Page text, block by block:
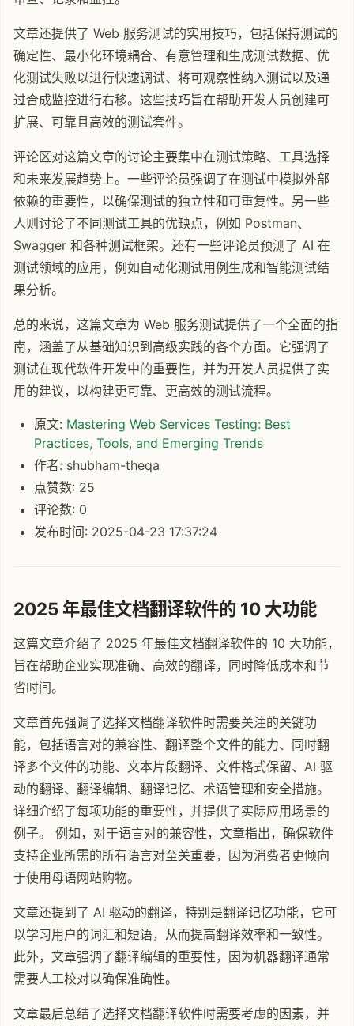
文章还提供了 Web 服务测试的实用技巧，包括保持测试的
确定性、最小化环境耦合、有意管理和生成测试数据、优
化测试失败以进行快速调试、将可观察性纳入测试以及通
过合成监控进行右移。这些技巧旨在帮助开发人员创建可
扩展、可靠且高效的测试套件。
评论区对这篇文章的讨论主要集中在测试策略、工具选择
和未来发展趋势上。一些评论员强调了在测试中模拟外部
依赖的重要性，以确保测试的独立性和可重复性。另一些
人则讨论了不同测试工具的优缺点，例如 Postman、
Swagger 和各种测试框架。还有一些评论员预测了 AI 在
测试领域的应用，例如自动化测试用例生成和智能测试结
果分析。
总的来说，这篇文章为 Web 服务测试提供了一个全面的指
南，涵盖了从基础知识到高级实践的各个方面。它强调了
测试在现代软件开发中的重要性，并为开发人员提供了实
用的建议，以构建更可靠、更高效的测试流程。
原文: Mastering Web Services Testing: Best
Practices, Tools, and Emerging Trends
作者: shubham-theqa
点赞数: 25
评论数: 0
发布时间: 2025-04-23 17:37:24
2025 年最佳文档翻译软件的 10 大功能
这篇文章介绍了 2025 年最佳文档翻译软件的 10 大功能，
旨在帮助企业实现准确、高效的翻译，同时降低成本和节
省时间。
文章首先强调了选择文档翻译软件时需要关注的关键功
能，包括语言对的兼容性、翻译整个文件的能力、同时翻
译多个文件的功能、文本片段翻译、文件格式保留、AI 驱
动的翻译、翻译编辑、翻译记忆、术语管理和安全措施。
详细介绍了每项功能的重要性，并提供了实际应用场景的
例子。 例如，对于语言对的兼容性，文章指出，确保软件
支持企业所需的所有语言对至关重要，因为消费者更倾向
于使用母语网站购物。
文章还提到了 AI 驱动的翻译，特别是翻译记忆功能，它可
以学习用户的词汇和短语，从而提高翻译效率和一致性。
此外，文章强调了翻译编辑的重要性，因为机器翻译通常
需要人工校对以确保准确性。
文章最后总结了选择文档翻译软件时需要考虑的因素，并